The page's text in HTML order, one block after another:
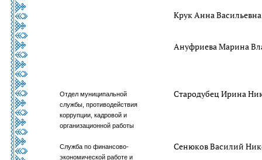
Крук Анна Васильевна
Ануфриева Марина
Отдел муниципальной
службы, противодействия
коррупции, кадровой и
организационной работы
Стародубец Ирина
Служба по финансово-
экономической работе и
Сенюков Василий